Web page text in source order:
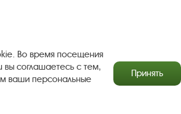
деятельность
Во время посещения
вы соглашаетесь с тем,
ваши персональные
Принять